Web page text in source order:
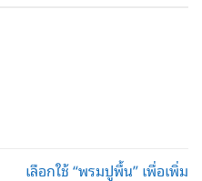
เลือกใช้ “พรมปูพื้น” เพื่อเพิ่ม